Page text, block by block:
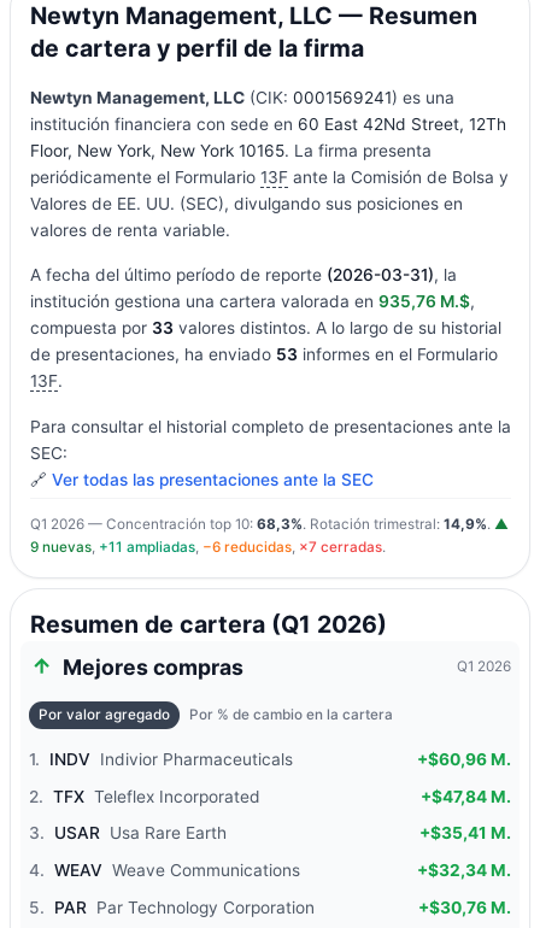
Newtyn Management, LLC — Resumen
de cartera y perfil de la firma
Newtyn Management, LLC(CIK: 0001569241) es una
institución financiera con sede en 60 East 42Nd Street, 12Th
Floor, New York, New York 10165. La firma presenta
periódicamente el Formulario 13Fante la Comisión de Bolsa y
Valores de EE. UU. (SEC), divulgando sus posiciones en
valores de renta variable.
A fecha del último período de reporte (2026-03-31), la
institución gestiona una cartera valorada en 935,76 M.$,
compuesta por 33 valores distintos. A lo largo de su historial
de presentaciones, ha enviado 53 informes en el Formulario
13F.
Para consultar el historial completo de presentaciones ante la
SEC:
🔗 Ver todas las presentaciones ante la SEC
Q1 2026 — Concentración top 10: 68,3%. Rotación trimestral: 14,9%. ▲
9 nuevas, +11 ampliadas, −6 reducidas, ×7 cerradas.
Resumen de cartera (Q1 2026)
Mejores compras Q1 2026
Por valor agregado Por % de cambio en la cartera
1. INDV Indivior Pharmaceuticals
+$60,96 M.
2. TFX Teleflex Incorporated
+$47,84 M.
3.
USAR Usa Rare Earth
+$35,41 M.
4. WEAV Weave Communications
+$32,34 M.
5.
PAR Par Technology Corporation
+$30,76 M.